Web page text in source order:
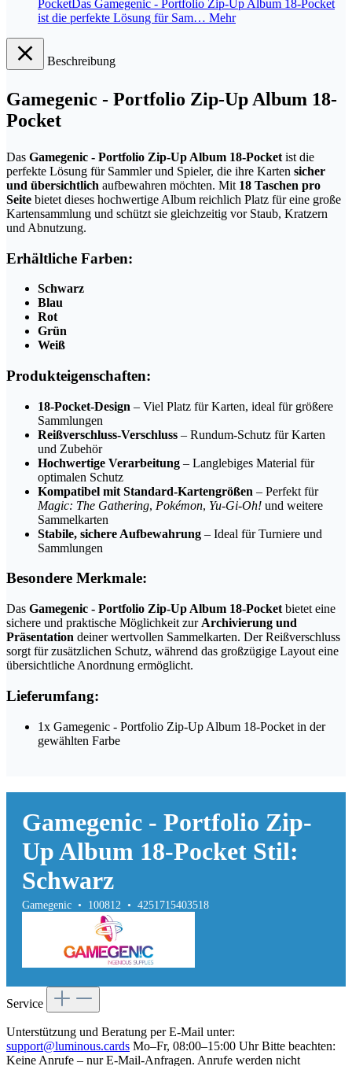
PocketDas Gamegenic - Portfolio Zip-Up Album 18-Pocket
ist die perfekte Lösung für Sam… Mehr
Beschreibung
Gamegenic - Portfolio Zip-Up Album 18-
Pocket
Das Gamegenic - Portfolio Zip-Up Album 18-Pocket ist die
perfekte Lösung für Sammler und Spieler, die ihre Karten sicher
und übersichtlich aufbewahren möchten. Mit 18 Taschen pro
Seite bietet dieses hochwertige Album reichlich Platz für eine große
Kartensammlung und schützt sie gleichzeitig vor Staub, Kratzern
und Abnutzung.
Erhältliche Farben:
Schwarz
Blau
Rot
Grün
Weiß
Produkteigenschaften:
18-Pocket-Design – Viel Platz für Karten, ideal für größere
Sammlungen
Reißverschluss-Verschluss – Rundum-Schutz für Karten
und Zubehör
Hochwertige Verarbeitung – Langlebiges Material für
optimalen Schutz
Kompatibel mit Standard-Kartengrößen – Perfekt für
Magic: The Gathering, Pokémon, Yu-Gi-Oh! und weitere
Sammelkarten
Stabile, sichere Aufbewahrung – Ideal für Turniere und
Sammlungen
Besondere Merkmale:
Das Gamegenic - Portfolio Zip-Up Album 18-Pocket bietet eine
sichere und praktische Möglichkeit zur Archivierung und
Präsentation deiner wertvollen Sammelkarten. Der Reißverschluss
sorgt für zusätzlichen Schutz, während das großzügige Layout eine
übersichtliche Anordnung ermöglicht.
Lieferumfang:
1x Gamegenic - Portfolio Zip-Up Album 18-Pocket in der
gewählten Farbe
Gamegenic - Portfolio Zip-
Up Album 18-Pocket Stil:
Schwarz
Gamegenic • 100812 • 4251715403518
Service
Unterstützung und Beratung per E-Mail unter:
support@luminous.cards Mo–Fr, 08:00–15:00 Uhr Bitte beachten:
Keine Anrufe – nur E-Mail-Anfragen. Anrufe werden nicht